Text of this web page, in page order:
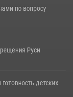
по вопросу
Руси
детских